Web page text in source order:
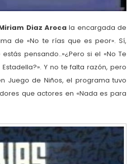
Diaz Aroca la encargada de
de «No te rías que es peor». Sí,
pensando..»¿Pero si el «No Te
Y no te falta razón, pero
Juego de Niños, el programa tuvo
que actores en «Nada es para